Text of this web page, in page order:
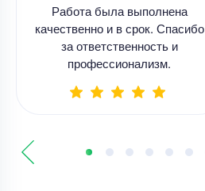
Работа была выполнена
качественно и в срок. Спасибо
за ответственность и
профессионализм.